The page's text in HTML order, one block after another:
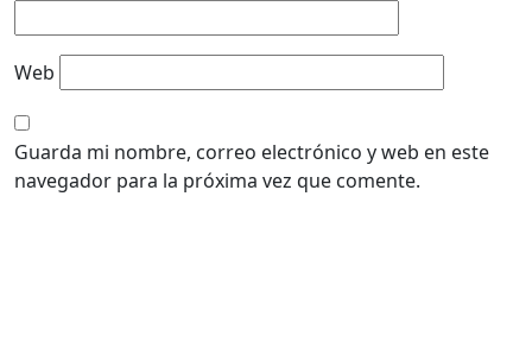
Web
Guarda mi nombre, correo electrónico y web en este
navegador para la próxima vez que comente.